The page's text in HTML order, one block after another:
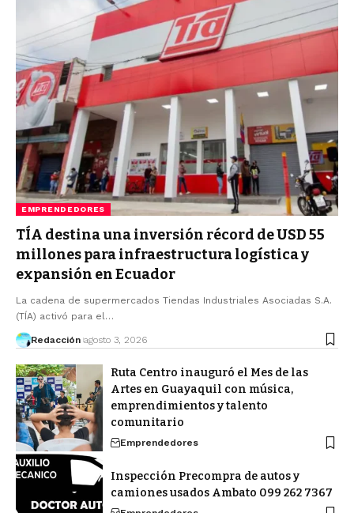
EMPRENDEDORES
TÍA destina una inversión récord de USD 55
millones para infraestructura logística y
expansión en Ecuador
La cadena de supermercados Tiendas Industriales Asociadas S.A.
(TÍA) activó para el…
Redacción agosto 3, 2026
Ruta Centro inauguró el Mes de las
Artes en Guayaquil con música,
emprendimientos y talento
comunitario
Emprendedores
Inspección Precompra de autos y
camiones usados Ambato 099 262 7367